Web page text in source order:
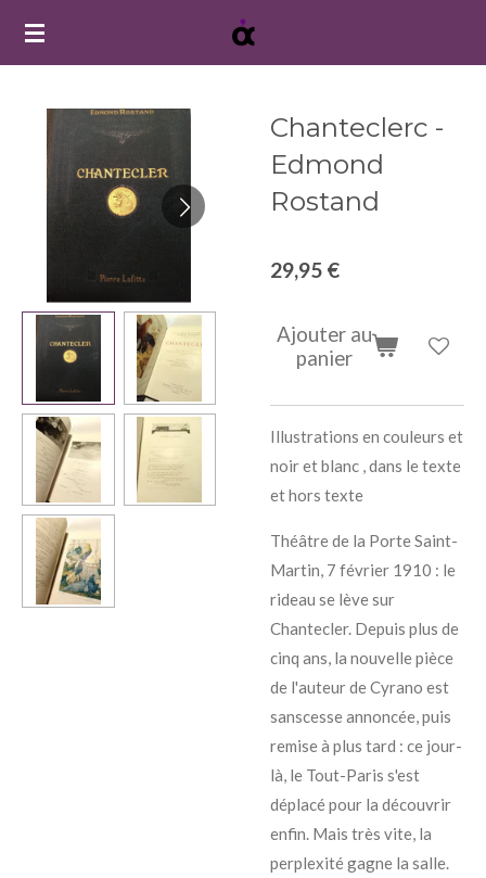
Passer
principal
Chanteclerc -
Edmond
Rostand
29,95 €
Ajouter au
panier
Illustrations en couleurs et
noir et blanc , dans le texte
et hors texte
Théâtre de la Porte Saint-
Martin, 7 février 1910 : le
rideau se lève sur
Chantecler. Depuis plus de
cinq ans, la nouvelle pièce
de l'auteur de Cyrano est
sanscesse annoncée, puis
remise à plus tard : ce jour-
là, le Tout-Paris s'est
déplacé pour la découvrir
enfin. Mais très vite, la
perplexité gagne la salle.